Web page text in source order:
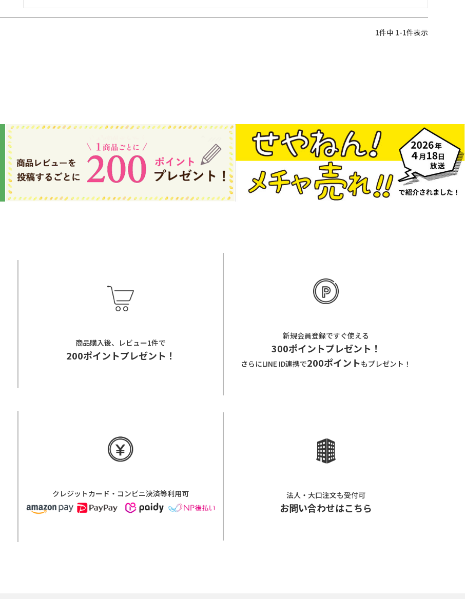
1件中 1-1件表示
商品購入後、レビュー1件で
200ポイントプレゼント！
新規会員登録ですぐ使える
300ポイントプレゼント！
さらにLINE ID連携で200ポイントもプレゼント！
クレジットカード・コンビニ決済等利用可 法人・大口注文も受付可
お問い合わせはこちら